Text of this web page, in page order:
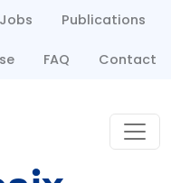
Jobs Publications
FAQ Contact